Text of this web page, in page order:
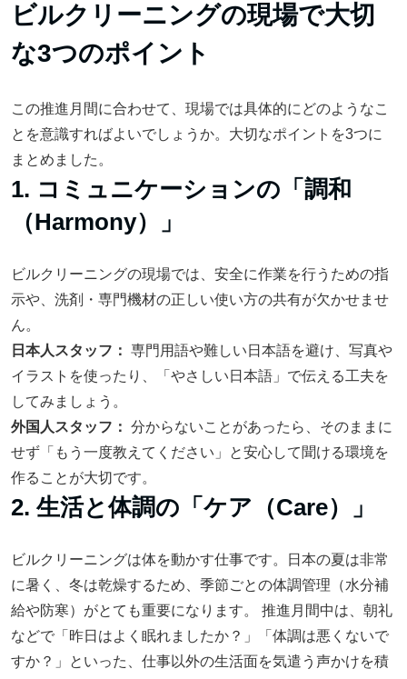
ビルクリーニングの現場で大切
な3つのポイント
この推進月間に合わせて、現場では具体的にどのようなこ
とを意識すればよいでしょうか。大切なポイントを3つに
まとめました。
1. コミュニケーションの「調和
（Harmony）」
ビルクリーニングの現場では、安全に作業を行うための指
示や、洗剤・専門機材の正しい使い方の共有が欠かせませ
ん。
日本人スタッフ： 専門用語や難しい日本語を避け、写真や
イラストを使ったり、「やさしい日本語」で伝える工夫を
してみましょう。
外国人スタッフ： 分からないことがあったら、そのままに
せず「もう一度教えてください」と安心して聞ける環境を
作ることが大切です。
2. 生活と体調の「ケア（Care）」
ビルクリーニングは体を動かす仕事です。日本の夏は非常
に暑く、冬は乾燥するため、季節ごとの体調管理（水分補
給や防寒）がとても重要になります。 推進月間中は、朝礼
などで「昨日はよく眠れましたか？」「体調は悪くないで
すか？」といった、仕事以外の生活面を気遣う声かけを積